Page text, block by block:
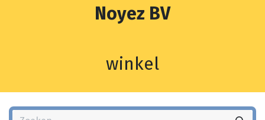
Noyez BV
winkel